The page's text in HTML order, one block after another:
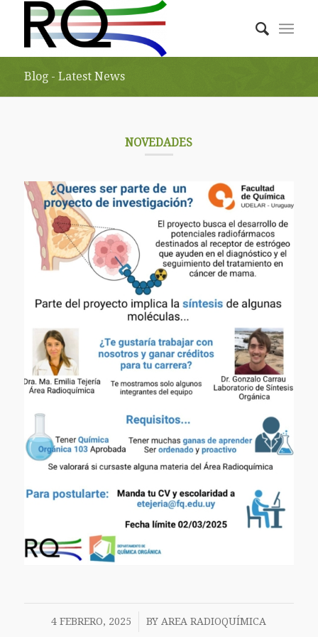
Blog - Latest News
NOVEDADES
4 FEBRERO, 2025
/ BY AREA RADIOQUÍMICA